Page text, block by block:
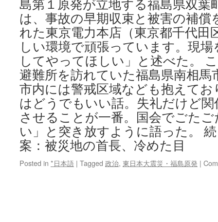
も
無
く
な
ん
島第１原発が立地する福島県双葉
は、事故の早期収束と被害の補
れた東京電力本店（東京都千代田
しい環境で頑張っています。現
してやってほしい」と述べた。
避難所を訪れていた福島県南相馬
市内には警戒区域なども抱えて
はどうでもいい話。失礼だけど
させることが一番。国会でごた
い」と突き放すように語った。
案：被災地の首長、冷めた目
Posted in *日本語 | Tagged 政治, 東日本大震災・福島原発 |